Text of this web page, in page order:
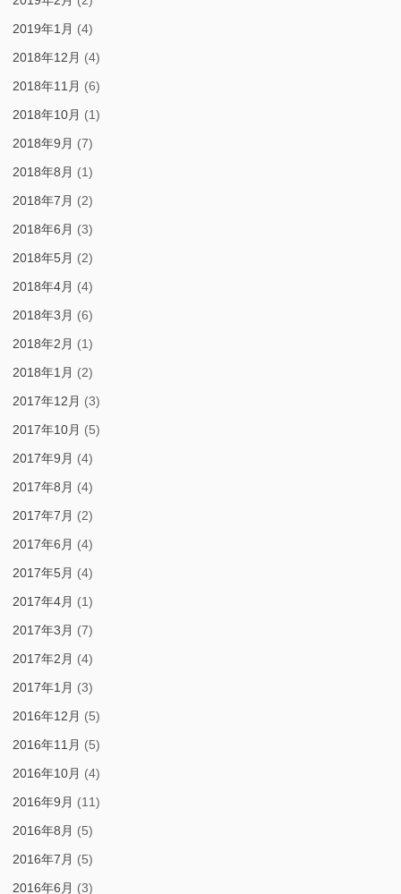
2019年1月 (4)
2018年12月 (4)
2018年11月 (6)
2018年10月 (1)
2018年9月 (7)
2018年8月 (1)
2018年7月 (2)
2018年6月 (3)
2018年5月 (2)
2018年4月 (4)
2018年3月 (6)
2018年2月 (1)
2018年1月 (2)
2017年12月 (3)
2017年10月 (5)
2017年9月 (4)
2017年8月 (4)
2017年7月 (2)
2017年6月 (4)
2017年5月 (4)
2017年4月 (1)
2017年3月 (7)
2017年2月 (4)
2017年1月 (3)
2016年12月 (5)
2016年11月 (5)
2016年10月 (4)
2016年9月 (11)
2016年8月 (5)
2016年7月 (5)
2016年6月 (3)